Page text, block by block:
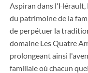
Aspiran dans l'Hérault,
du patrimoine de la
de perpétuer la
domaine Les Quatre
prolongeant ainsi
familiale où chacun